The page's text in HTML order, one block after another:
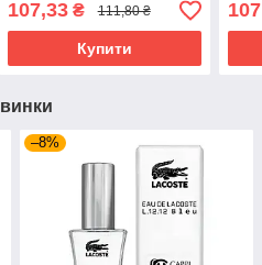
107,33₴ 111,80 ₴
Купити
–8%